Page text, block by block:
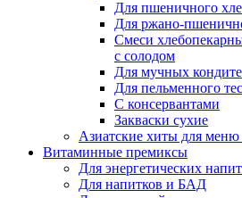
Для пшеничного
Для ржано-
Смеси
с солодом
Для мучных
Для пельменного
С консервантами
Закваски сухие
Азиатские хиты для
Витаминные премиксы
Для энергетических
Для напитков и БАД